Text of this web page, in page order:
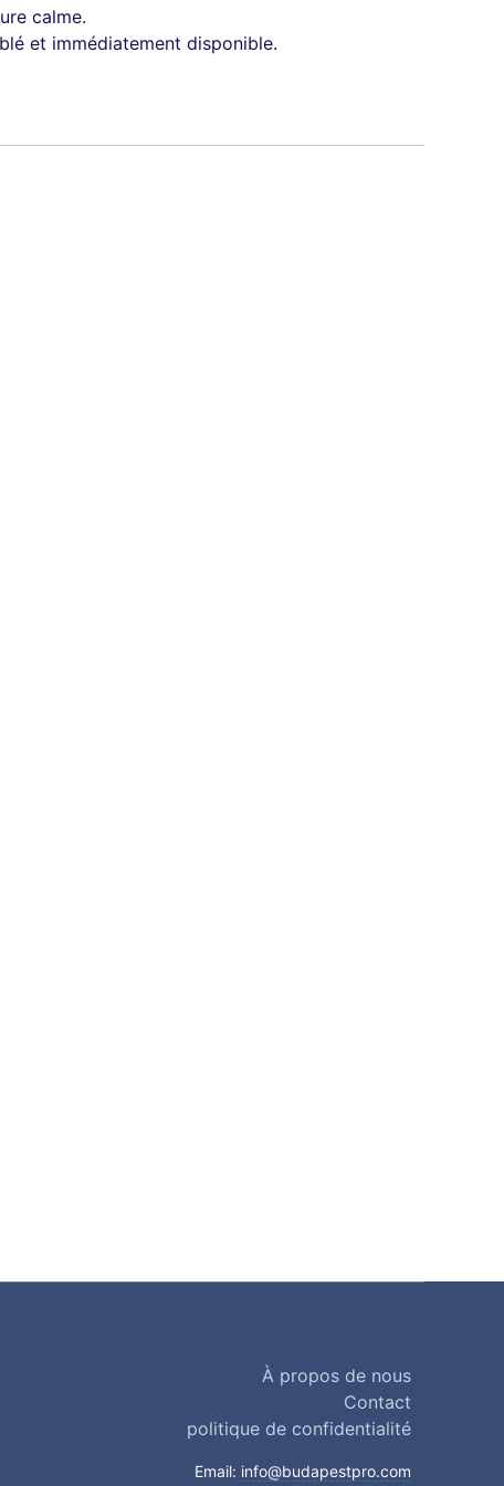
calme.
et immédiatement disponible.
À propos de nous
Contact
politique de confidentialité
Email: info@budapestpro.com